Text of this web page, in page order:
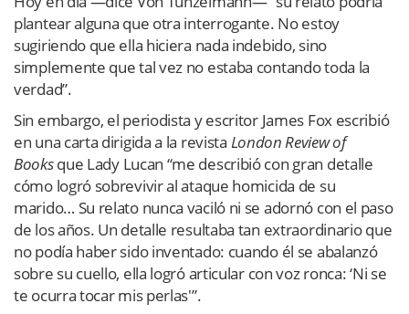
plantear alguna que otra interrogante. No estoy
sugiriendo que ella hiciera nada indebido, sino
simplemente que tal vez no estaba contando toda la
verdad”.
Sin embargo, el periodista y escritor James Fox escribió
en una carta dirigida a la revista London Review of
Booksque Lady Lucan “me describió con gran detalle
cómo logró sobrevivir al ataque homicida de su
marido… Su relato nunca vaciló ni se adornó con el paso
de los años. Un detalle resultaba tan extraordinario que
no podía haber sido inventado: cuando él se abalanzó
sobre su cuello, ella logró articular con voz ronca: ‘Ni se
te ocurra tocar mis perlas'”.